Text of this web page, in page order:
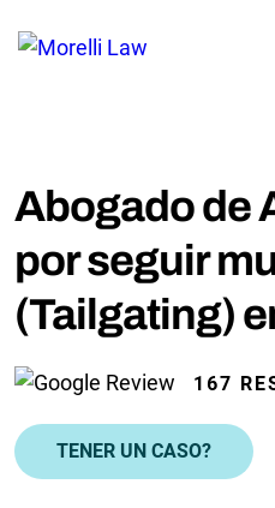
Abogado de
por seguir
(Tailgating)
167
TENER UN CASO?